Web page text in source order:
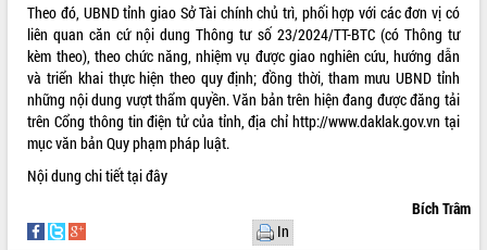
VIDEO
Không có file video nào để phát.
ALBUM ẢNH
Theo đó, UBND tỉnh giao Sở Tài chính chủ trì, phối hợp với các đơn vị có
liên quan căn cứ nội dung Thông tư số 23/2024/TT-BTC (có Thông tư
kèm theo), theo chức năng, nhiệm vụ được giao nghiên cứu, hướng dẫn
và triển khai thực hiện theo quy định; đồng thời, tham mưu UBND tỉnh
những nội dung vượt thẩm quyền. Văn bản trên hiện đang được đăng tải
trên Cổng thông tin điện tử của tỉnh, địa chỉ http://www.daklak.gov.vn tại
mục văn bản Quy phạm pháp luật.
Nội dung chi tiếttại đây
Bích Trâm
In